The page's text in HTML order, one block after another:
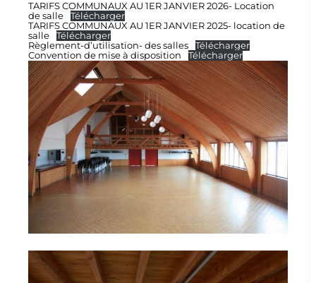
TARIFS COMMUNAUX AU 1ER JANVIER 2026- Location
de salle
Télécharger
TARIFS COMMUNAUX AU 1ER JANVIER 2025- location de
salle
Télécharger
Règlement-d’utilisation- des salles
Télécharger
Convention de mise à disposition
Télécharger